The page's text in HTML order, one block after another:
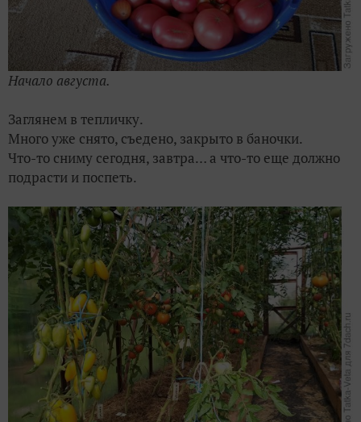
Начало августа.
Заглянем в тепличку.
Много уже снято, съедено, закрыто в баночки.
Что-то сниму сегодня, завтра… а что-то еще должно
подрасти и поспеть.